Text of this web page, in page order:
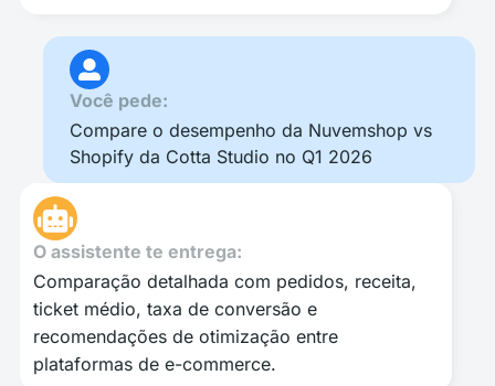
Você pede:
Compare o desempenho da Nuvemshop vs
Shopify da Cotta Studio no Q1 2026
O assistente te entrega:
Comparação detalhada com pedidos, receita,
ticket médio, taxa de conversão e
recomendações de otimização entre
plataformas de e-commerce.